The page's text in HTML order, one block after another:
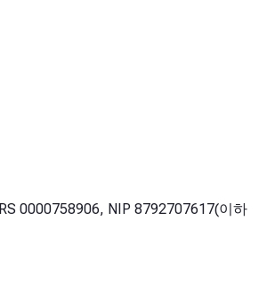
0000758906, NIP 8792707617(이하